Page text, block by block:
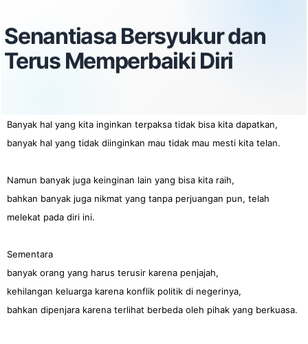
Senantiasa Bersyukur dan
Terus Memperbaiki Diri
Banyak hal yang kita inginkan terpaksa tidak bisa kita dapatkan,
banyak hal yang tidak diinginkan mau tidak mau mesti kita telan.
Namun banyak juga keinginan lain yang bisa kita raih,
bahkan banyak juga nikmat yang tanpa perjuangan pun, telah
melekat pada diri ini.
Sementara
banyak orang yang harus terusir karena penjajah,
kehilangan keluarga karena konflik politik di negerinya,
bahkan dipenjara karena terlihat berbeda oleh pihak yang berkuasa.